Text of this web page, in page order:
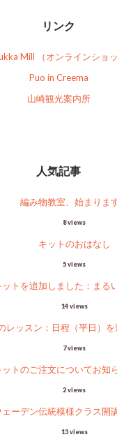
リンク
Mill （オンラインショッ
Puo in Creema
山崎観光案内所
人気記事
編み物教室、始まります
8 views
キットのおはなし
5 views
ットを追加しました：まる
14 views
レッスン：日程（平日）を
7 views
ットのご注文についてお知
2 views
ェーデン伝統模様クラス開
13 views